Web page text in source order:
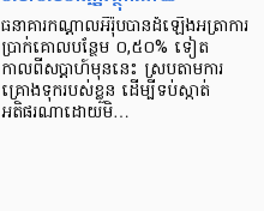
ធនាគារកណ្តាលអឺរ៉ុបបានដំឡើងអត្រាការ
ប្រាក់គោលបន្ថែម ០,៥០% ទៀត
កាលពីសប្ដាហ៍មុននេះ ស្របតាមការ
គ្រោងទុករបស់ខ្លួន ដើម្បីទប់ស្កាត់
អតិផរណាដោយមិ…